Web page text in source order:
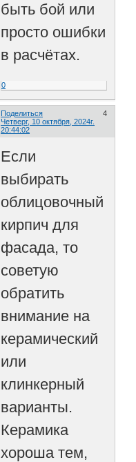
быть бой или
просто ошибки
в расчётах.
0
Поделиться
4
Четверг, 10 октября, 2024г.
20:44:02
Если
выбирать
облицовочный
кирпич для
фасада, то
советую
обратить
внимание на
керамический
или
клинкерный
варианты.
Керамика
хороша тем,